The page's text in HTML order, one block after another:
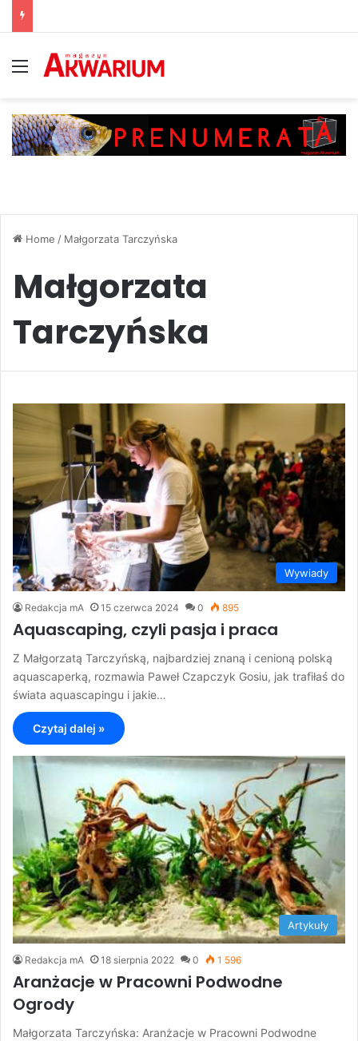
Menu
Home / Małgorzata Tarczyńska
Małgorzata
Tarczyńska
Wywiady
Redakcja mA 15 czerwca 2024 0 895
Aquascaping, czyli pasja i praca
Z Małgorzatą Tarczyńską, najbardziej znaną i cenioną polską
aquascaperką, rozmawia Paweł Czapczyk Gosiu, jak trafiłaś do
świata aquascapingu i jakie…
Czytaj dalej »
Artykuły
Redakcja mA 18 sierpnia 2022 0 1 596
Aranżacje w Pracowni Podwodne
Ogrody
Małgorzata Tarczyńska: Aranżacje w Pracowni Podwodne